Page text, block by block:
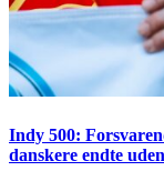
Indy 500:
danskere endte